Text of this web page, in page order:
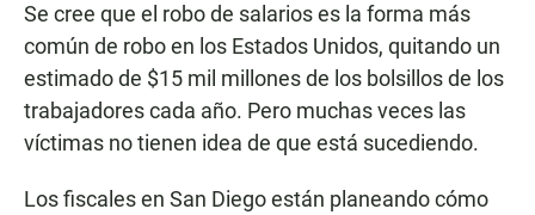
Se cree que el robo de salarios es la forma más
común de robo en los Estados Unidos, quitando un
estimado de $15 mil millones de los bolsillos de los
trabajadores cada año. Pero muchas veces las
víctimas no tienen idea de que está sucediendo.
Los fiscales en San Diego están planeando cómo